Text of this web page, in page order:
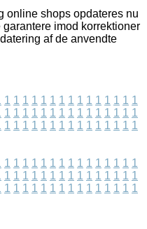
online shops opdateres nu
imod korrektioner
af de anvendte
1 1 1 1 1 1 1 1 1 1 1 1 1 1 1
1 1 1 1 1 1 1 1 1 1 1 1 1 1 1
1 1 1 1 1 1 1 1 1 1 1 1 1 1 1
1 1 1 1 1 1 1 1 1 1 1 1 1 1 1
1 1 1 1 1 1 1 1 1 1 1 1 1 1 1
1 1 1 1 1 1 1 1 1 1 1 1 1 1 1